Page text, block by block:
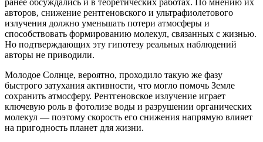
ранее обсуждались и в теоретических работах. По мнению их
авторов, снижение рентгеновского и ультрафиолетового
излучения должно уменьшать потери атмосферы и
способствовать формированию молекул, связанных с жизнью.
Но подтверждающих эту гипотезу реальных наблюдений
авторы не приводили.
Молодое Солнце, вероятно, проходило такую же фазу
быстрого затухания активности, что могло помочь Земле
сохранить атмосферу. Рентгеновское излучение играет
ключевую роль в фотолизе воды и разрушении органических
молекул — поэтому скорость его снижения напрямую влияет
на пригодность планет для жизни.